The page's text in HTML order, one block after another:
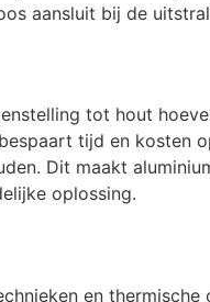
aansluit bij de
tot hout
tijd en kosten
Dit maakt
oplossing.
en thermische